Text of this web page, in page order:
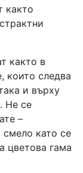
както
както в
които следва
и върху
Не се
–
смело като се
цветова гама